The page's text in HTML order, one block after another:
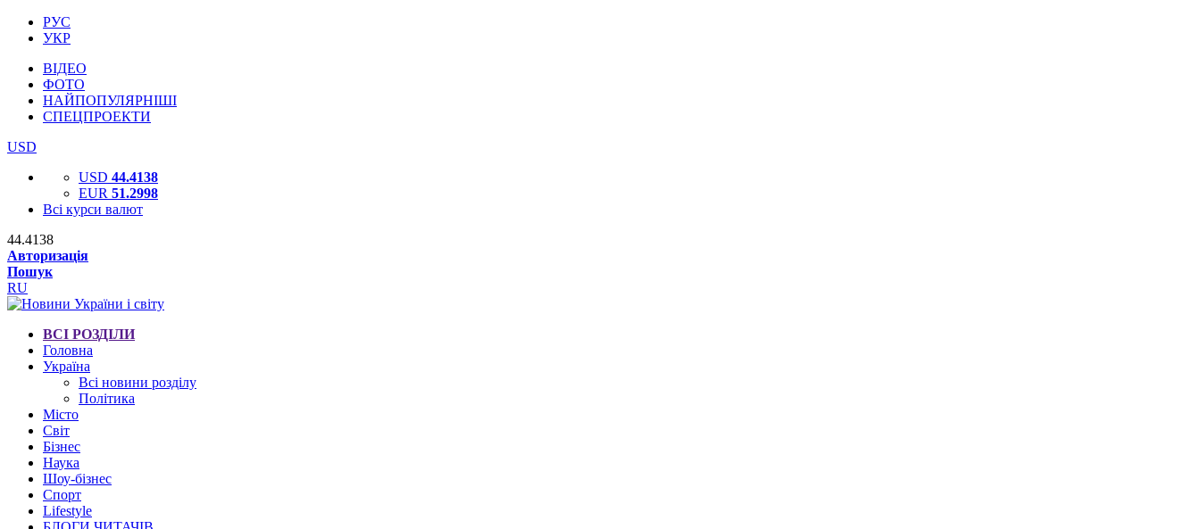
РУС
УКР
ВІДЕО
ФОТО
НАЙПОПУЛЯРНІШІ
СПЕЦПРОЕКТИ
USD
USD 44.4138
EUR 51.2998
Всі курси валют
44.4138
Авторизація
Пошук
RU
ВСІ РОЗДІЛИ
Головна
Україна
Всі новини розділу
Політика
Місто
Світ
Бізнес
Наука
Шоу-бізнес
Спорт
Lifestyle